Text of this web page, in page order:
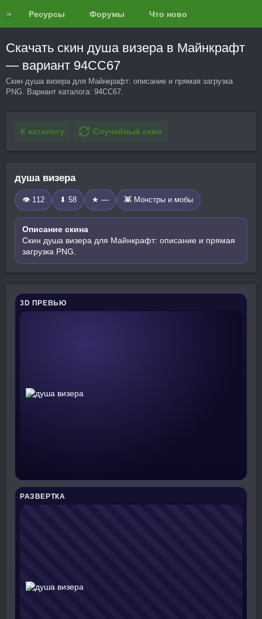
Ресурсы Форумы Что нового?
Скачать скин душа визера в Майнкрафт
— вариант 94CC67
Скин душа визера для Майнкрафт: описание и прямая загрузка
PNG. Вариант каталога: 94CC67.
К каталогу Случайный скин
душа визера
👁 112 ⬇ 58 ★ — 👾 Монстры и мобы
Описание скина
Скин душа визера для Майнкрафт: описание и прямая
загрузка PNG.
3D ПРЕВЬЮ
РАЗВЕРТКА